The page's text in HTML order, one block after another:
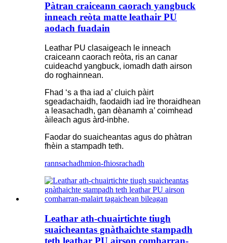
Pàtran craiceann caorach yangbuck
inneach reòta matte leathair PU
aodach fuadain
Leathar PU clasaigeach le inneach
craiceann caorach reòta, ris an canar
cuideachd yangbuck, iomadh dath airson
do roghainnean.
Fhad ‘s a tha iad a’ cluich pàirt
sgeadachaidh, faodaidh iad ìre thoraidhean
a leasachadh, gan dèanamh a’ coimhead
àileach agus àrd-inbhe.
Faodar do suaicheantas agus do phàtran
fhèin a stampadh teth.
rannsachadhmion-fhiosrachadh
Leathar ath-chuairtichte tiugh
suaicheantas gnàthaichte stampadh
teth leathar PU airson comharran-